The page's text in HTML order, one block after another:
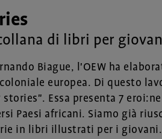
di libri per
Biague, l'OEW ha
europea. Di questo
Essa presenta 7
Paesi africani. Siamo già
in libri illustrati per i giovani.